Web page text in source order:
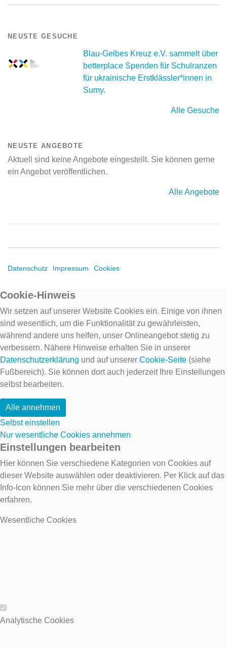
NEUSTE GESUCHE
Blau-Gelbes Kreuz e.V. sammelt über
betterplace Spenden für Schulranzen
für ukrainische Erstklässler*innen in
Sumy.
Alle Gesuche
NEUSTE ANGEBOTE
Aktuell sind keine Angebote eingestellt. Sie können gerne
ein Angebot veröffentlichen.
Alle Angebote
Datenschutz Impressum Cookies
Cookie-Hinweis
Wir setzen auf unserer Website Cookies ein. Einige von ihnen
sind wesentlich, um die Funktionalität zu gewährleisten,
während andere uns helfen, unser Onlineangebot stetig zu
verbessern. Nähere Hinweise erhalten Sie in unserer
Datenschutzerklärung und auf unserer Cookie-Seite (siehe
Fußbereich). Sie können dort auch jederzeit Ihre Einstellungen
selbst bearbeiten.
Alle annehmen
Selbst einstellen
Nur wesentliche Cookies annehmen
Einstellungen bearbeiten
Hier können Sie verschiedene Kategorien von Cookies auf
dieser Website auswählen oder deaktivieren. Per Klick auf das
Info-Icon können Sie mehr über die verschiedenen Cookies
erfahren.
Wesentliche Cookies
Wesentliche Cookies
Analytische Cookies